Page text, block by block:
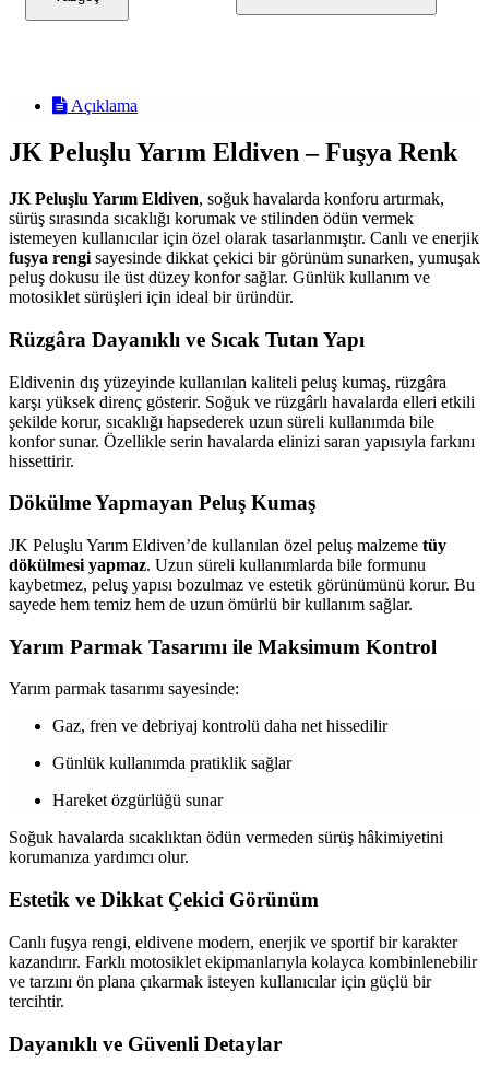
Açıklama
JK Peluşlu Yarım Eldiven – Fuşya Renk
JK Peluşlu Yarım Eldiven, soğuk havalarda konforu artırmak,
sürüş sırasında sıcaklığı korumak ve stilinden ödün vermek
istemeyen kullanıcılar için özel olarak tasarlanmıştır. Canlı ve enerjik
fuşya rengi sayesinde dikkat çekici bir görünüm sunarken, yumuşak
peluş dokusu ile üst düzey konfor sağlar. Günlük kullanım ve
motosiklet sürüşleri için ideal bir üründür.
Rüzgâra Dayanıklı ve Sıcak Tutan Yapı
Eldivenin dış yüzeyinde kullanılan kaliteli peluş kumaş, rüzgâra
karşı yüksek direnç gösterir. Soğuk ve rüzgârlı havalarda elleri etkili
şekilde korur, sıcaklığı hapsederek uzun süreli kullanımda bile
konfor sunar. Özellikle serin havalarda elinizi saran yapısıyla farkını
hissettirir.
Dökülme Yapmayan Peluş Kumaş
JK Peluşlu Yarım Eldiven’de kullanılan özel peluş malzeme tüy
dökülmesi yapmaz. Uzun süreli kullanımlarda bile formunu
kaybetmez, peluş yapısı bozulmaz ve estetik görünümünü korur. Bu
sayede hem temiz hem de uzun ömürlü bir kullanım sağlar.
Yarım Parmak Tasarımı ile Maksimum Kontrol
Yarım parmak tasarımı sayesinde:
Gaz, fren ve debriyaj kontrolü daha net hissedilir
Günlük kullanımda pratiklik sağlar
Hareket özgürlüğü sunar
Soğuk havalarda sıcaklıktan ödün vermeden sürüş hâkimiyetini
korumanıza yardımcı olur.
Estetik ve Dikkat Çekici Görünüm
Canlı fuşya rengi, eldivene modern, enerjik ve sportif bir karakter
kazandırır. Farklı motosiklet ekipmanlarıyla kolayca kombinlenebilir
ve tarzını ön plana çıkarmak isteyen kullanıcılar için güçlü bir
tercihtir.
Dayanıklı ve Güvenli Detaylar